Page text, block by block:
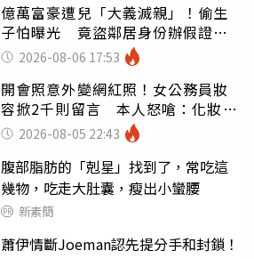
億萬富豪遭兒「大義滅親」！偷生
子怕曝光 竟盜鄰居身份辦假證落
戶 2026-08-06 17:53
開會照意外變網紅照！女公務員妝
容掀2千則留言 本人怒嗆：化妝有
錯嗎2026-08-05 22:43
腹部脂肪的「剋星」找到了，常吃這
幾物，吃走大肚囊，瘦出小蠻腰
新素簡
蕭伊情斷Joeman認先提分手和封鎖！